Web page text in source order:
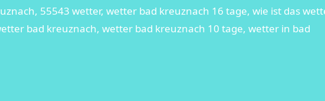
55543 wetter, wetter bad kreuznach 16 tage, wie ist das
bad kreuznach, wetter bad kreuznach 10 tage, wetter in bad